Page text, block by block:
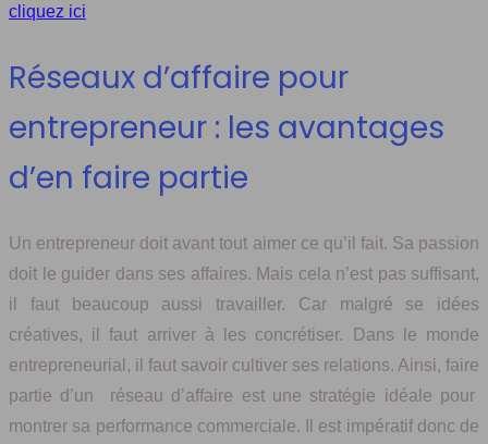
cliquez ici
Réseaux d’affaire pour
entrepreneur : les avantages
d’en faire partie
Un entrepreneur doit avant tout aimer ce qu’il fait. Sa passion
doit le guider dans ses affaires. Mais cela n’est pas suffisant,
il faut beaucoup aussi travailler. Car malgré se idées
créatives, il faut arriver à les concrétiser. Dans le monde
entrepreneurial, il faut savoir cultiver ses relations. Ainsi, faire
partie d’un réseau d’affaire est une stratégie idéale pour
montrer sa performance commerciale. Il est impératif donc de